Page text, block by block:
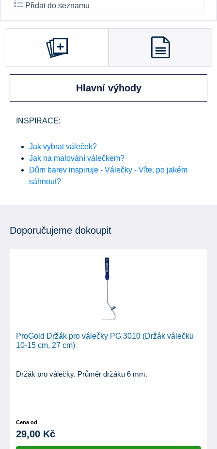
Přidat do seznamu
Hlavní výhody
INSPIRACE:
Jak vybrat váleček?
Jak na malování válečkem?
Dům barev inspiruje - Válečky - Víte, po jakém
sáhnout?
Doporučujeme dokoupit
ProGold Držák pro válečky PG 3010 (Držák válečku
10-15 cm, 27 cm)
Držák pro válečky. Průměr držáku 6 mm.
Cena od
29,00 Kč